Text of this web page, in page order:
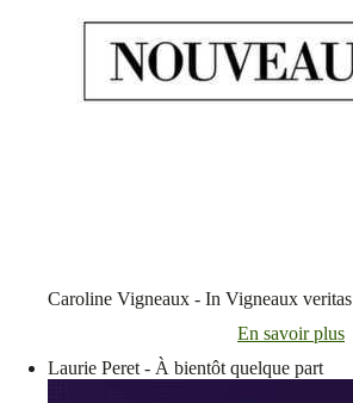
Caroline Vigneaux - In Vigneaux veritas
En savoir plus
Laurie Peret - À bientôt quelque part